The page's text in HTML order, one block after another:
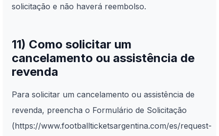
solicitação e não haverá reembolso.
11) Como solicitar um
cancelamento ou assistência de
revenda
Para solicitar um cancelamento ou assistência de
revenda, preencha o Formulário de Solicitação
(https://www.footballticketsargentina.com/es/request-